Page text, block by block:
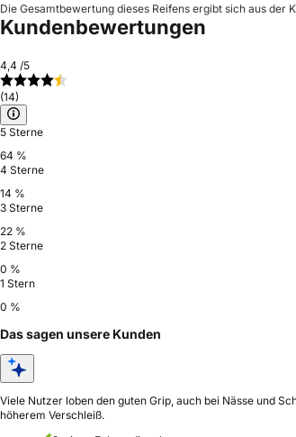
Die Gesamtbewertung dieses Reifens ergibt sich aus der
Kundenbewertungen
4,4 /5
(14)
5 Sterne
64 %
4 Sterne
14 %
3 Sterne
22 %
2 Sterne
0 %
1 Stern
0 %
Das sagen unsere Kunden
Viele Nutzer loben den guten Grip, auch bei Nässe und
höherem Verschleiß.